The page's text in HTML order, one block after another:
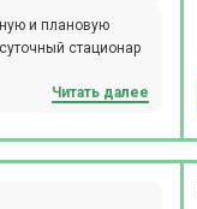
и плановую
стационар
Читать далее